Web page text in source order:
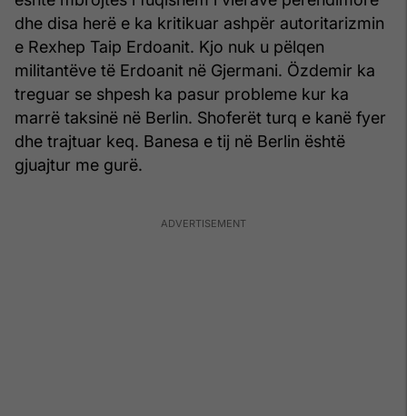
dhe disa herë e ka kritikuar ashpër autoritarizmin
e Rexhep Taip Erdoanit. Kjo nuk u pëlqen
militantëve të Erdoanit në Gjermani. Özdemir ka
treguar se shpesh ka pasur probleme kur ka
marrë taksinë në Berlin. Shoferët turq e kanë fyer
dhe trajtuar keq. Banesa e tij në Berlin është
gjuajtur me gurë.